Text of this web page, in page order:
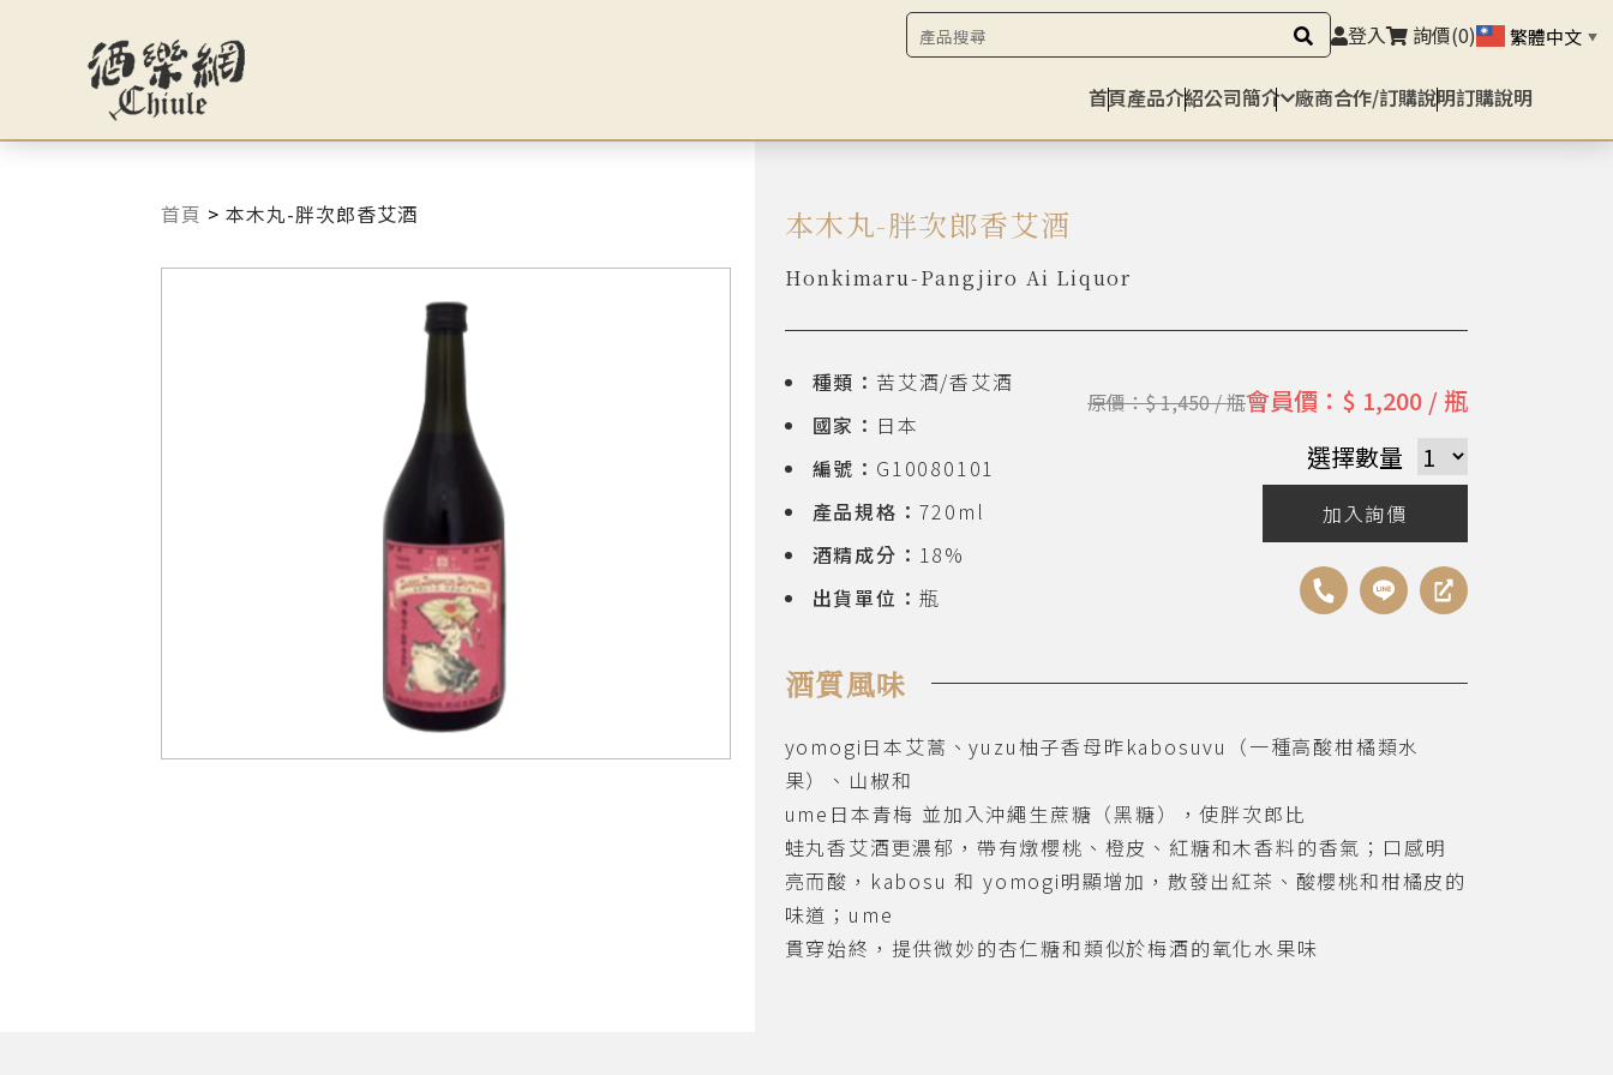
登入 詢價(0) 繁體中文 ▼
首頁產品介紹公司簡介 廠商合作/訂購說明訂購說明
首頁 >本木丸-胖次郎香艾酒 本木丸-胖次郎香艾酒
Honkimaru-Pangjiro Ai Liquor
種類： 苦艾酒/香艾酒
國家： 日本
編號： G10080101
產品規格： 720ml
酒精成分： 18%
出貨單位： 瓶
原價：$ 1,450 / 瓶會員價：$ 1,200 / 瓶
選擇數量
加入詢價
酒質風味
yomogi日本艾蒿、yuzu柚子香母昨kabosuvu（一種高酸柑橘類水
果）、山椒和
ume日本青梅 並加入沖繩生蔗糖（黑糖），使胖次郎比
蛙丸香艾酒更濃郁，帶有燉櫻桃、橙皮、紅糖和木香料的香氣；口感明
亮而酸，kabosu 和 yomogi明顯增加，散發出紅茶、酸櫻桃和柑橘皮的
味道；ume
貫穿始終，提供微妙的杏仁糖和類似於梅酒的氧化水果味